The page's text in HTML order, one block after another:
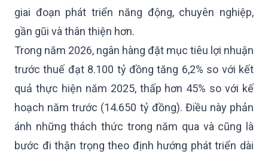
giai đoạn phát triển năng động, chuyên nghiệp,
gần gũi và thân thiện hơn.
Trong năm 2026, ngân hàng đặt mục tiêu lợi nhuận
trước thuế đạt 8.100 tỷ đồng tăng 6,2% so với kết
quả thực hiện năm 2025, thấp hơn 45% so với kế
hoạch năm trước (14.650 tỷ đồng). Điều này phản
ánh những thách thức trong năm qua và cũng là
bước đi thận trọng theo định hướng phát triển dài